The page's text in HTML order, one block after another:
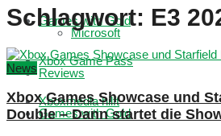
Games with Gold
Xbox Game Pass
Xboxmedia hilft
Microsoft
Reviews
Games with Gold
Schlagwort: E3
News
Xbox Games Showcase und
Double – Dann startet die